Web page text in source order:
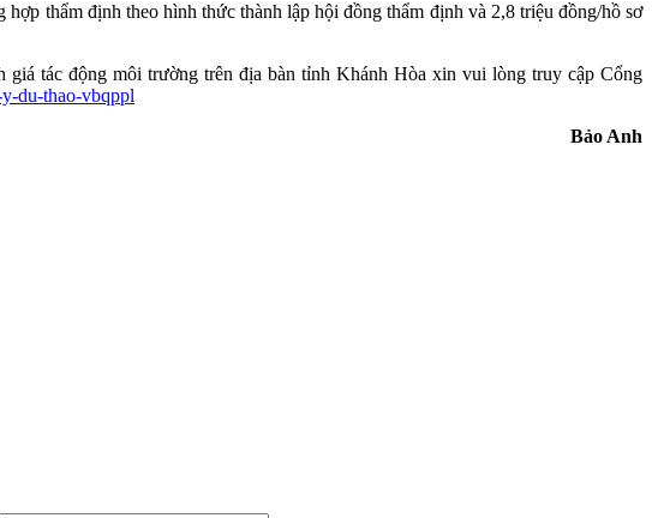
thẩm định theo hình thức thành lập hội đồng thẩm định và 2,8 triệu đồng/hồ sơ
tác động môi trường trên địa bàn tỉnh Khánh Hòa xin vui lòng truy cập Cổng
du-thao-vbqppl
Bảo Anh